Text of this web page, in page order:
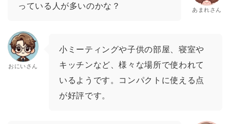
っている人が多いのかな？
あまれさん
おにいさん
小ミーティングや子供の部屋、寝室や
キッチンなど、様々な場所で使われて
いるようです。コンパクトに使える点
が好評です。